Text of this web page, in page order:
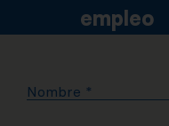
empleo
Nombre *